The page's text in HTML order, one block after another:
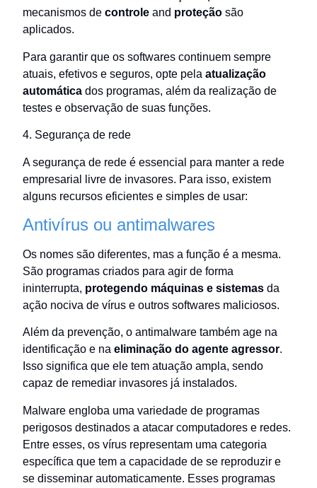
mecanismos de controle and proteção são
aplicados.
Para garantir que os softwares continuem sempre
atuais, efetivos e seguros, opte pela atualização
automática dos programas, além da realização de
testes e observação de suas funções.
4. Segurança de rede
A segurança de rede é essencial para manter a rede
empresarial livre de invasores. Para isso, existem
alguns recursos eficientes e simples de usar:
Antivírus ou antimalwares
Os nomes são diferentes, mas a função é a mesma.
São programas criados para agir de forma
ininterrupta, protegendo máquinas e sistemas da
ação nociva de vírus e outros softwares maliciosos.
Além da prevenção, o antimalware também age na
identificação e na eliminação do agente agressor.
Isso significa que ele tem atuação ampla, sendo
capaz de remediar invasores já instalados.
Malware engloba uma variedade de programas
perigosos destinados a atacar computadores e redes.
Entre esses, os vírus representam uma categoria
específica que tem a capacidade de se reproduzir e
se disseminar automaticamente. Esses programas